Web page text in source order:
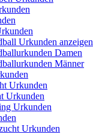
Urkunden anzeigen
Damen
Männer
Urkunden
Urkunden
Urkunden
Urkunden